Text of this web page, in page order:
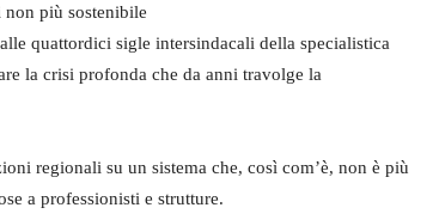
non più sostenibile
quattordici sigle intersindacali della specialistica
la crisi profonda che da anni travolge la
regionali su un sistema che, così com’è, non è più
a professionisti e strutture.